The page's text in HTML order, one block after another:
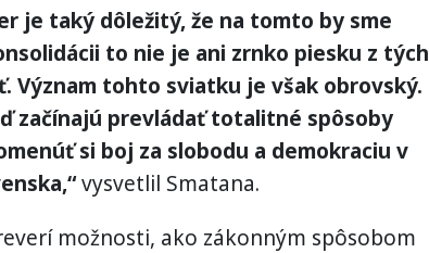
je taký dôležitý, že na tomto by sme
to nie je ani zrnko piesku z tých
Význam tohto sviatku je však obrovský.
začínajú prevládať totalitné spôsoby
si boj za slobodu a demokraciu v
vysvetlil Smatana.
možnosti, ako zákonným spôsobom